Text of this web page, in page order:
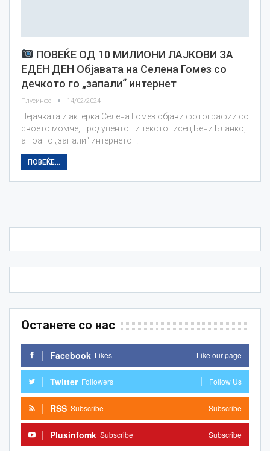
ПОВЕЌЕ ОД 10 МИЛИОНИ ЛАЈКОВИ ЗА
ЕДЕН ДЕН Објавата на Селена Гомез со
дечкото го „запали“ интернет
Плусинфо 14/02/2024
Пејачката и актерка Селена Гомез објави фотографии со
своето момче, продуцентот и текстописец Бени Бланко,
а тоа го „запали“ интернетот.
ПОВЕЌЕ...
Останете со нас
Facebook Likes Like our page
Twitter Followers Follow Us
RSS Subscribe Subscribe
Plusinfomk Subscribe Subscribe